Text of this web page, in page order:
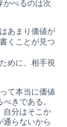
かべるのは次
あまり価値が
くことが見つ
めに、相手視
て本当に価値
きである。
自分はそこか
通らないから